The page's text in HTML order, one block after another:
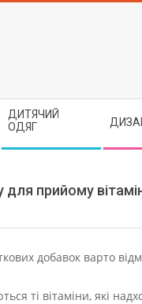
ДИТЯЧИЙ
ОДЯГ
прийому
добавок варто
ті вітаміни, які